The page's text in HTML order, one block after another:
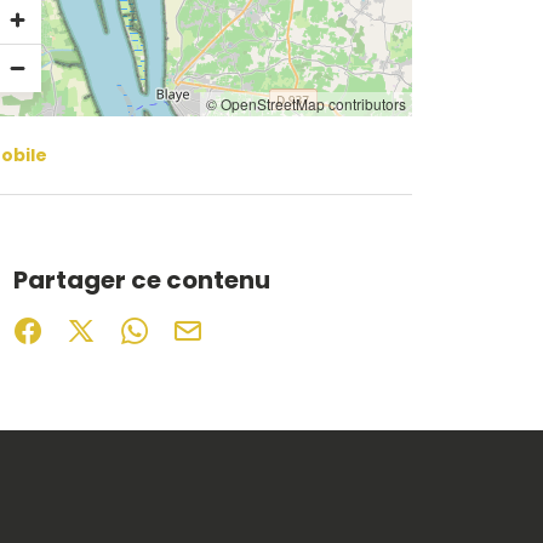
© OpenStreetMap contributors
Partager ce contenu
Partager sur Facebook (nouvelle fenêtre)
Partager sur X / Twitter (nouvelle fenêtre)
Partager sur WhatsApp
Partager par mail